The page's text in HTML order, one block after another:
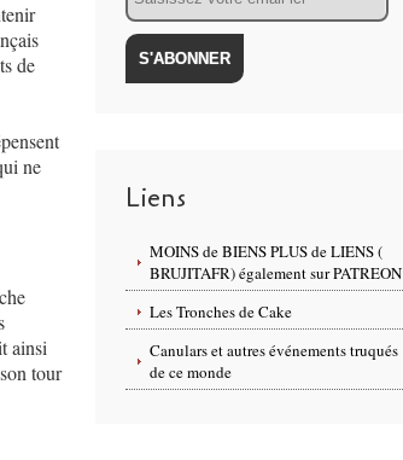
de
ne
ainsi
tour
Liens
MOINS de BIENS PLUS de LIENS (
BRUJITAFR) également sur PATREON
Les Tronches de Cake
Canulars et autres événements truqués
de ce monde